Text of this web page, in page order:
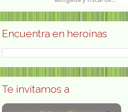
Encuentra en heroínas
Te invitamos a